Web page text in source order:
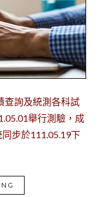
查詢及統測各科試
舉行測驗，成
步於111.05.19下